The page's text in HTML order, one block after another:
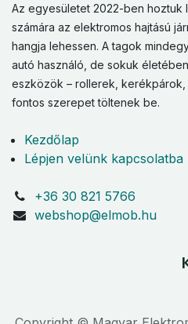
Az egyesületet 2022-ben hoztuk
számára az elektromos hajtású
hangja lehessen. A tagok
autó használó, de sokuk
eszközök – rollerek, kerékpárok,
fontos szerepet töltenek be.
Kezdőlap
Lépjen velünk kapcsolatba
+36 30 821 5766
webshop@elmob.hu